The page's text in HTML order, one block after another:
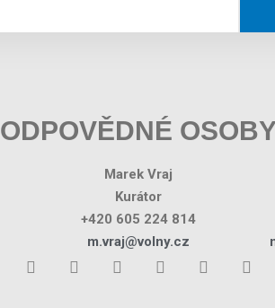
ODPOVĚDNÉ
Marek Vraj
Kurátor
+420 605 224 814
m.vraj@volny.cz